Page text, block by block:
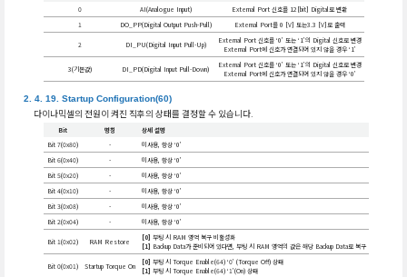
0
AI(Analogue Input)
External Port 신호를 12[bit] Digital로 변환
1
DO_PP(Digital Output Push-Pull) External Port를 0 [V] 또는3.3 [V]로 출력
2 DI_PU(Digital Input Pull-Up)
External Port 신호를 ‘0’ 또는 ‘1’의 Digital 신호로 변경
External Port에 신호가 연결되어 있지 않을 경우 ‘1’
3(기본값) DI_PD(Digital Input Pull-Down)
External Port 신호를 ‘0’ 또는 ‘1’의 Digital 신호로 변경
External Port에 신호가 연결되어 있지 않을 경우 ‘0’
Startup Configuration(60)
다이나믹셀의 전원이 켜진 직후의 상태를 결정할 수 있습니다.
Bit 명칭
상세 설명
Bit 7(0x80)
-
미사용, 항상 ‘0’
Bit 6(0x40)
-
미사용, 항상 ‘0’
Bit 5(0x20)
-
미사용, 항상 ‘0’
Bit 4(0x10)
-
미사용, 항상 ‘0’
Bit 3(0x08)
-
미사용, 항상 ‘0’
Bit 2(0x04)
- 미사용, 항상 ‘0’
Bit 1(0x02) RAM Restore [0] 부팅 시 RAM 영역 복구 비활성화
[1] Backup Data가 준비되어 있다면, 부팅 시 RAM 영역의 값은 해당 Backup Data로 복구
Bit 0(0x01) Startup Torque On [0] 부팅 시 Torque Enable(64) ‘0’ (Torque Off) 상태
[1] 부팅 시 Torque Enable(64) ‘1’(On) 상태